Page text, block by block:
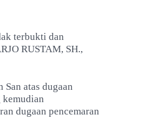
terbukti dan
RUSTAM, SH.,
atas dugaan
kemudian
dugaan pencemaran